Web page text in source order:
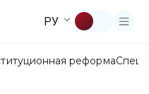
РУ
реформа